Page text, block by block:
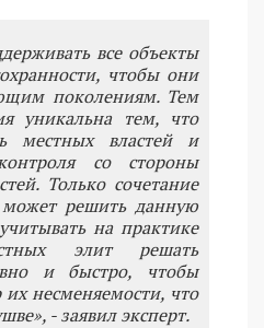
все объекты
чтобы они
поколениям. Тем
уникальна тем, что
местных властей и
со стороны
Только сочетание
решить данную
на практике
элит решать
и быстро, чтобы
их несменяемости, что
- заявил эксперт.